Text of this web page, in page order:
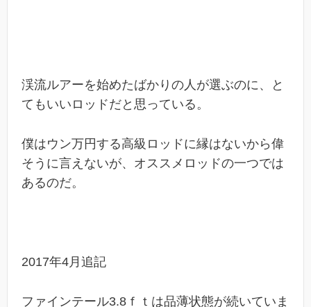
渓流ルアーを始めたばかりの人が選ぶのに、と
てもいいロッドだと思っている。
僕はウン万円する高級ロッドに縁はないから偉
そうに言えないが、オススメロッドの一つでは
あるのだ。
2017年4月追記
ファインテール3.8ｆｔは品薄状態が続いていま